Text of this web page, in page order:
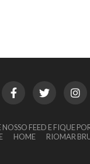
NOSSO FEED E FIQUE
HOME RIOMAR